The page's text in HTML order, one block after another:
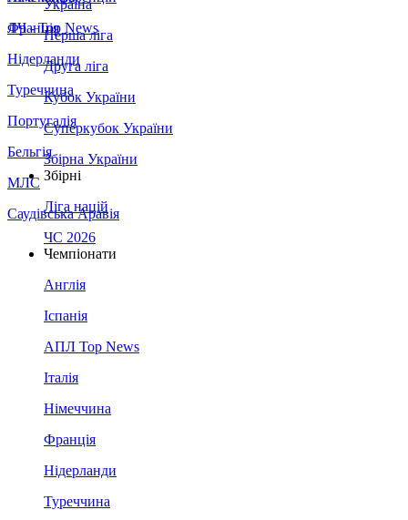
Франція
Нідерланди
Туреччина
Португалія
Бельгія
МЛС
Саудівська Аравія
ЛЧ - Top News
Україна
Перша ліга
Друга ліга
Кубок України
Суперкубок України
Збірна України
Збірні
Ліга націй
ЧС 2026
Чемпіонати
Англія
Іспанія
АПЛ Top News
Італія
Німеччина
Франція
Нідерланди
Туреччина